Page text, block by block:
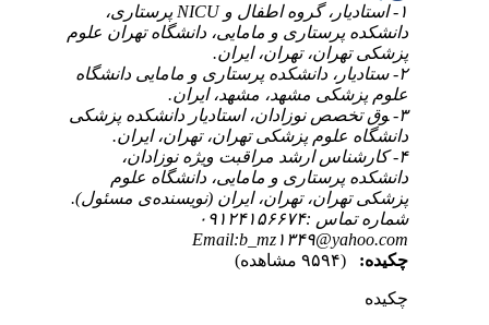
۱- استادیار، گروه اطفال و NICU پرستاری،
دانشکده پرستاری و مامایی، دانشگاه تهران علوم
پزشکی تهران، تهران، ایران.
۲- ﺳﺘﺎدﯾﺎر، داﻧﺸﮑﺪه ﭘﺮﺳﺘﺎری و ﻣﺎﻣﺎﯾﯽ داﻧﺸﮕﺎه
ﻋﻠﻮم ﭘﺰﺷﮑﯽ ﻣﺸﻬﺪ، ﻣﺸﻬﺪ، اﯾﺮان.
۳- ﻮق ﺗﺨﺼﺺ ﻧﻮزادان، اﺳﺘﺎدﯾﺎر داﻧﺸﮑﺪه ﭘﺰﺷﮑﯽ
داﻧﺸﮕﺎه ﻋﻠﻮم ﭘﺰﺷﮑﯽ ﺗﻬﺮان، ﺗﻬﺮان، اﯾﺮان.
۴- کارشناس ارشد مراقبت ویژه نوزادان،
دانشکده پرستاری و مامایی، دانشگاه علوم
پزشکی تهران، تهران، ایران (نویسنده‌ی مسئول).
شماره تماس :۰۹۱۲۴۱۵۶۶۷۴
Email:b_mz۱۳۴۹@yahoo.com
چکیده:
چکیده